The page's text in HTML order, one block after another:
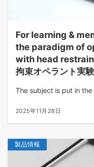
For learning &
the paradigm of
with head
拘束オペラント実
The subject is put in
2025年11月28日
製品情報